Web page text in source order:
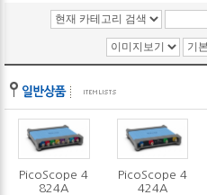
PicoScope 4
824A
PicoScope 4
424A